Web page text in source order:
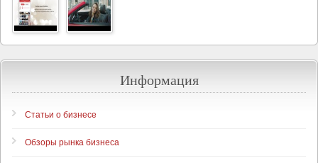
Информация
Статьи о бизнесе
Обзоры рынка бизнеса